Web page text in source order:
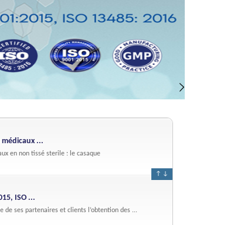
...
en non tissé sterile : le casaque
ISO ...
de ses partenaires et clients l’obtention des ...
↑ ↓